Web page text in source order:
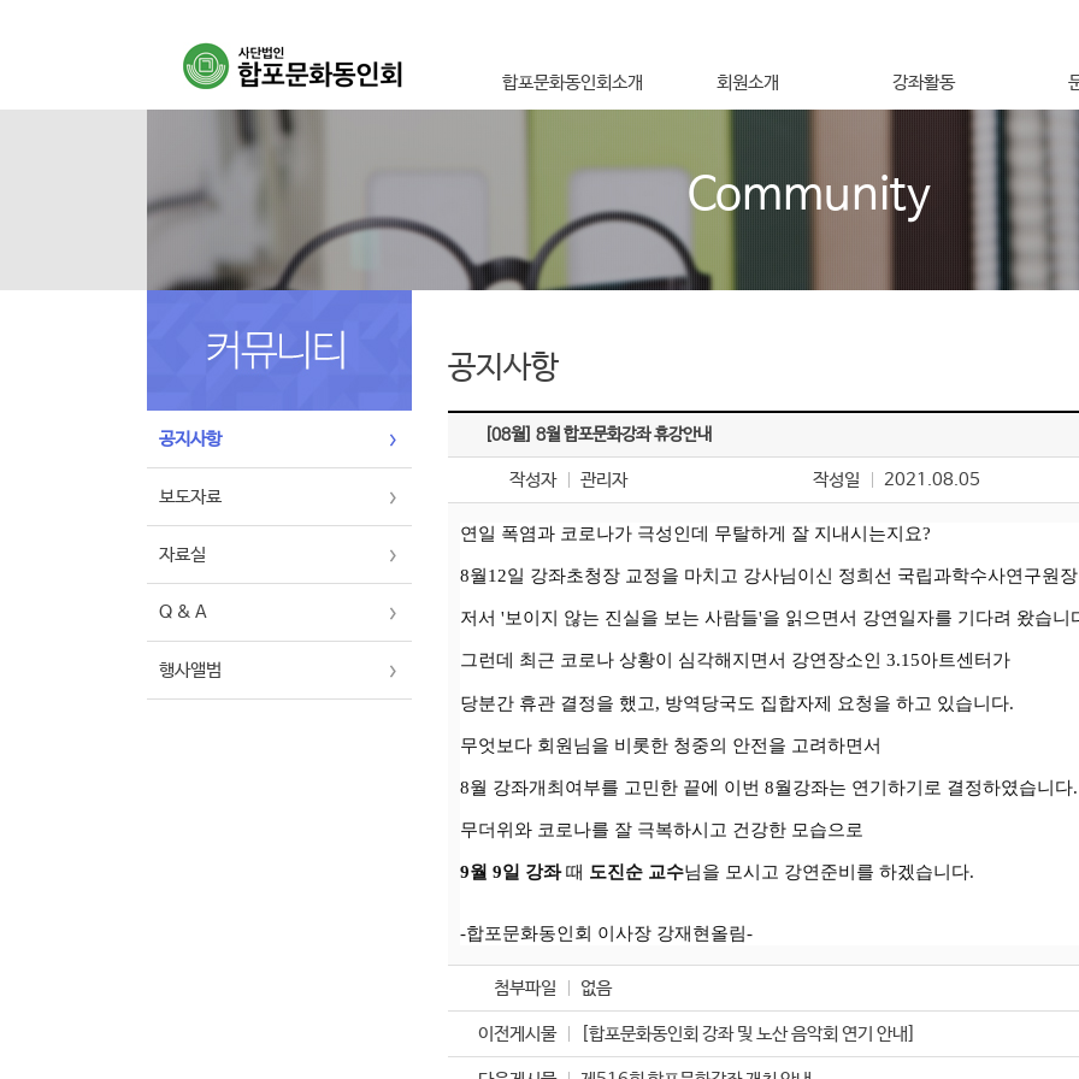
합포문화동인회소개
조직도
오시는길
회원소개
자문회원
운영회원
후원회원
일반회원
강좌활동
영리더스 강좌
여성을 위한 강좌
Community
공지사항
보도자료
자료실
Q & A
행사앨범
공지사항
[08월] 8월 합포문화강좌 휴강안내
작성자 관리자 작성일 2021.08.05
연일 폭염과 코로나가 극성인데 무탈하게 잘 지내시는지요?
8월12일 강좌초청장 교정을 마치고 강사님이신 정희선 국립과학수사연구원
저서 '보이지 않는 진실을 보는 사람들'을 읽으면서 강연일자를 기다려 왔습니
그런데 최근 코로나 상황이 심각해지면서 강연장소인 3.15아트센터가
당분간 휴관 결정을 했고, 방역당국도 집합자제 요청을 하고 있습니다.
무엇보다 회원님을 비롯한 청중의 안전을 고려하면서
8월 강좌개최여부를 고민한 끝에 이번 8월강좌는 연기하기로 결정하였습니다.
무더위와 코로나를 잘 극복하시고 건강한 모습으로
9월 9일 강좌 때 도진순 교수님을 모시고 강연준비를 하겠습니다.
-합포문화동인회 이사장 강재현올림-
첨부파일 없음
이전게시물 [합포문화동인회 강좌 및 노산 음악회 연기 안내]